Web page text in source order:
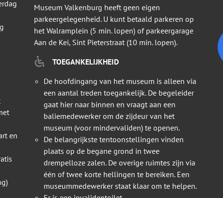
en
Museum Valkenburg heeft geen eigen
parkeergelegenheid. U kunt betaald parkeren op
het Walramplein (5 min. lopen) of parkeergarage
Aan de Kei, Sint Pieterstraat (10 min. lopen).
TOEGANKELIJKHEID
De hoofdingang van het museum is alleen via
een aantal treden toegankelijk. De begeleider
gaat hier naar binnen en vraagt aan een
baliemedewerker om de zijdeur van het
museum (voor mindervaliden) te openen.
De belangrijkste tentoonstellingen vinden
plaats op de begane grond in twee
drempelloze zalen. De overige ruimtes zijn via
één of twee korte hellingen te bereiken. Een
museummedewerker staat klaar om te helpen.